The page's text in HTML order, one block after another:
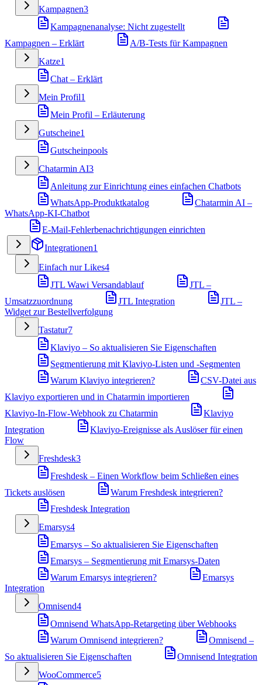
Kampagnen3
Kampagnenanalyse: Nicht zugestellt
Kampagnen – Erklärt
A/B-Tests für Kampagnen
Katze1
Chat – Erklärt
Mein Profil1
Mein Profil – Erläuterung
Gutscheine1
Gutscheinpools
Chatarmin AI3
Anleitung zur Einrichtung eines einfachen Chatbots
WhatsApp-Produktkatalog
Chatarmin AI –
WhatsApp-KI-Chatbot
E-Mail-Fehlerbenachrichtigungen einrichten
Integrationen1
Einfach nur Likes4
JTL Wawi Versandablauf
JTL –
Umsatzzuordnung
JTL Integration
JTL –
Widget zur Bestellverfolgung
Tastatur7
Klaviyo – So aktualisieren Sie Eigenschaften
Segmentierung mit Klaviyo-Listen und -Segmenten
Warum Klaviyo integrieren?
CSV-Datei aus
Klaviyo exportieren und in Chatarmin importieren
Klaviyo-In-Flow-Webhook zu Chatarmin
Klaviyo
Integration
Klaviyo-Ereignisse als Auslöser für einen
Flow
Freshdesk3
Freshdesk – Einen Workflow beim Schließen eines
Tickets auslösen
Warum Freshdesk integrieren?
Freshdesk Integration
Emarsys4
Emarsys – So aktualisieren Sie Eigenschaften
Emarsys – Segmentierung mit Emarsys-Daten
Warum Emarsys integrieren?
Emarsys
Integration
Omnisend4
Omnisend WhatsApp-Retargeting über Webhooks
Warum Omnisend integrieren?
Omnisend –
So aktualisieren Sie Eigenschaften
Omnisend Integration
WooCommerce5